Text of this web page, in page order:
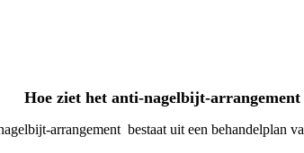
Hoe ziet het anti-nagelbijt-
arrangement bestaat uit een behandelplan